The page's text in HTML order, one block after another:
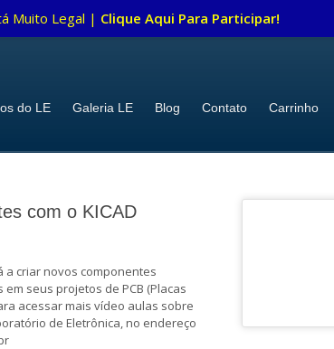
do LE Galeria LE Blog Contato Carrinho
com o KICAD
criar novos componentes
seus projetos de PCB (Placas
acessar mais vídeo aulas sobre
de Eletrônica, no endereço
Muito Legal | Clique Aqui Para Participar!